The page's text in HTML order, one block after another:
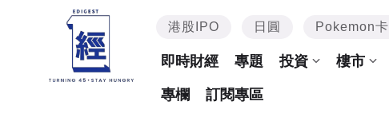
港股IPO 日圓 Pokemon卡
即時財經 專題 投資 樓市
專欄 訂閱專區